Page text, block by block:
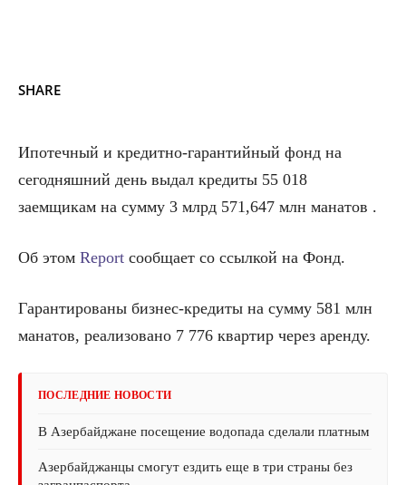
SHARE
Ипотечный и кредитно-гарантийный фонд на
сегодняшний день выдал кредиты 55 018
заемщикам на сумму 3 млрд 571,647 млн манатов .
Об этом Report сообщает со ссылкой на Фонд.
Гарантированы бизнес-кредиты на сумму 581 млн
манатов, реализовано 7 776 квартир через аренду.
ПОСЛЕДНИЕ НОВОСТИ
В Азербайджане посещение водопада сделали платным
Азербайджанцы смогут ездить еще в три страны без